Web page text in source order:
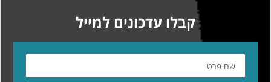
קבלו עדכונים למייל